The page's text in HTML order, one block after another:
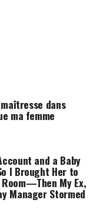
dans
ma femme
and a Baby
I Brought Her to
My Ex,
Manager Stormed